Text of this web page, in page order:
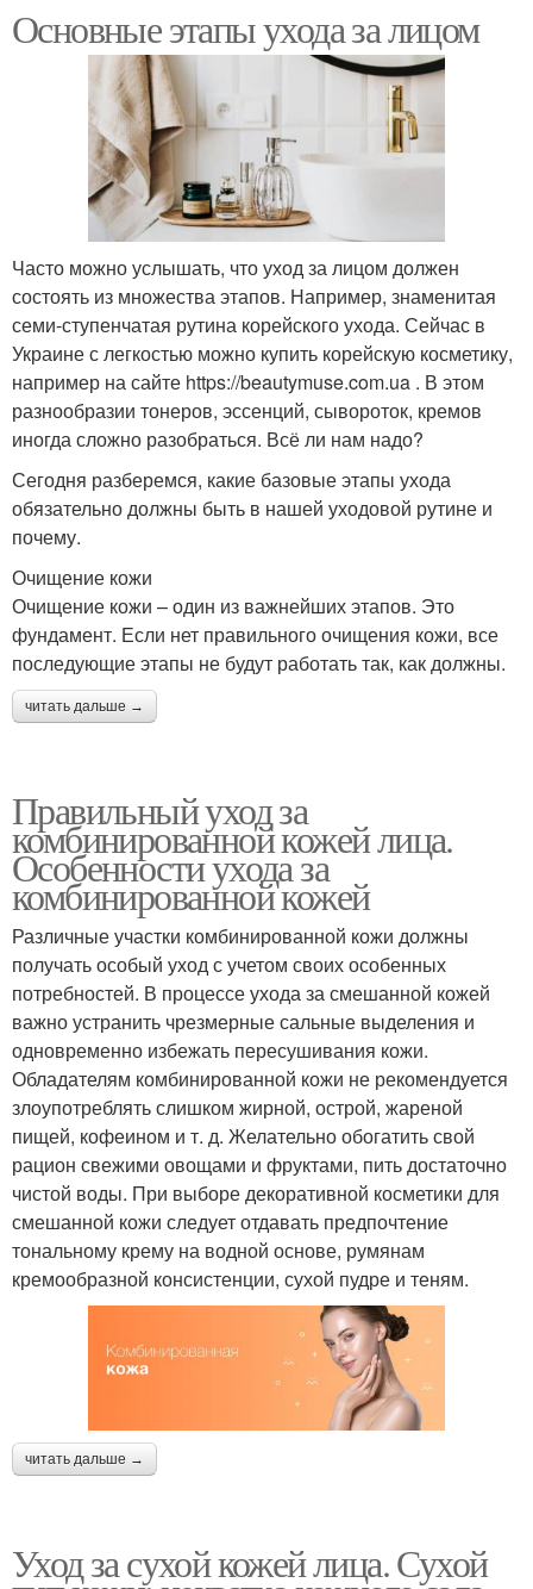
Основные этапы ухода за лицом
Часто можно услышать, что уход за лицом должен
состоять из множества этапов. Например, знаменитая
семи-ступенчатая рутина корейского ухода. Сейчас в
Украине с легкостью можно купить корейскую косметику,
например на сайте https://beautymuse.com.ua . В этом
разнообразии тонеров, эссенций, сывороток, кремов
иногда сложно разобраться. Всё ли нам надо?
Сегодня разберемся, какие базовые этапы ухода
обязательно должны быть в нашей уходовой рутине и
почему.
Очищение кожи
Очищение кожи – один из важнейших этапов. Это
фундамент. Если нет правильного очищения кожи, все
последующие этапы не будут работать так, как должны.
читать дальше →
Правильный уход за
комбинированной кожей лица.
Особенности ухода за
комбинированной кожей
Различные участки комбинированной кожи должны
получать особый уход с учетом своих особенных
потребностей. В процессе ухода за смешанной кожей
важно устранить чрезмерные сальные выделения и
одновременно избежать пересушивания кожи.
Обладателям комбинированной кожи не рекомендуется
злоупотреблять слишком жирной, острой, жареной
пищей, кофеином и т. д. Желательно обогатить свой
рацион свежими овощами и фруктами, пить достаточно
чистой воды. При выборе декоративной косметики для
смешанной кожи следует отдавать предпочтение
тональному крему на водной основе, румянам
кремообразной консистенции, сухой пудре и теням.
читать дальше →
Уход за сухой кожей лица. Сухой